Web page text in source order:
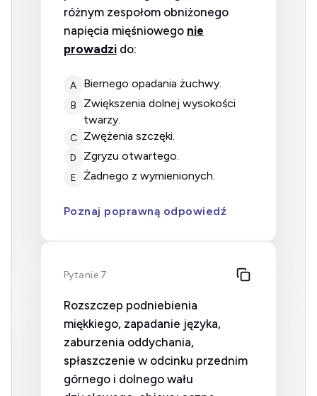
różnym zespołom obniżonego
napięcia mięśniowego nie
prowadzi do:
A biernego opadania żuchwy.
B
zwiększenia dolnej wysokości
twarzy.
C zwężenia szczęki.
D zgryzu otwartego.
E żadnego z wymienionych.
Poznaj poprawną odpowiedź
Pytanie 7
Rozszczep podniebienia
miękkiego, zapadanie języka,
zaburzenia oddychania,
spłaszczenie w odcinku przednim
górnego i dolnego wału